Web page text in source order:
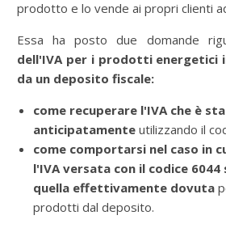
prodotto e lo vende ai propri clienti
Essa ha posto due domande
dell'IVA per i prodotti energetici
da un deposito fiscale:
come recuperare l'IVA che è
anticipatamente utilizzando il
come comportarsi nel caso in
l'IVA versata con il codice 6044
quella effettivamente dovuta
prodotti dal deposito.